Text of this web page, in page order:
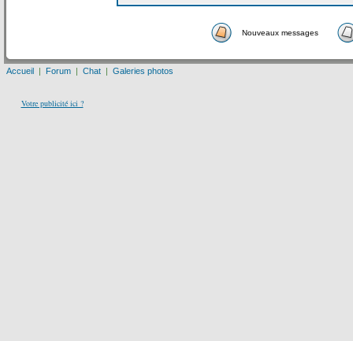
Nouveaux messages
Accueil | Forum | Chat | Galeries photos
Votre publicité ici ?